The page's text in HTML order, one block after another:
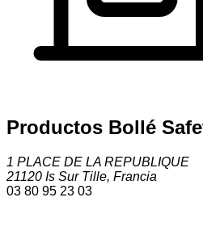
Productos Bollé
1 PLACE DE LA REPUBLIQUE
21120 Is Sur Tille, Francia
03 80 95 23 03